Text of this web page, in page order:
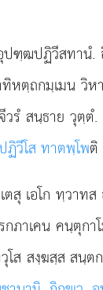
ฑฺฒปฏิวีสทานํ.
ตฺถกมฺเมน วิ
วรํ สนฺธาย วุตฺตํ.
ฏิวีโส ทาตพฺโพติ
สุ เอโก ทฺวาท
กภาเคน คนฺตุก
วุโส สงฺฆสฺส ส